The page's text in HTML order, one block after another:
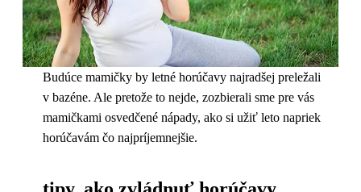
Budúce mamičky by letné horúčavy najradšej preležali
v bazéne. Ale pretože to nejde, zozbierali sme pre vás
mamičkami osvedčené nápady, ako si užiť leto napriek
horúčavám čo najpríjemnejšie.